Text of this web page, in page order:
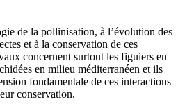
de la pollinisation, à l’évolution des
et à la conservation de ces
concernent surtout les figuiers en
en milieu méditerranéen et ils
fondamentale de ces interactions
conservation.